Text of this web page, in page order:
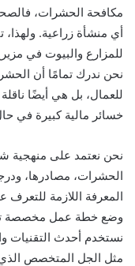
مكافحة الحشرات،
أي منشأة زراعية.
للمزارع والبيوت في
نحن ندرك تمامًا أن
للعمال، بل هي أيضًا
خسائر مالية كبيرة في
نحن نعتمد على منهجية
الحشرات، مصادرها،
المعرفة اللازمة
وضع خطة عمل مخصصة
نستخدم أحدث التقنيات
مثل الجل المتخصص الذي